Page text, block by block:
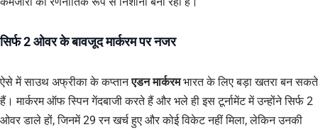
सिर्फ 2 ओवर के बावजूद मार्करम पर नजर
ऐसे में साउथ अफ्रीका के कप्तानएडन मार्करमभारत के लिए बड़ा खतरा बन सकते
हैं। मार्करम ऑफ स्पिन गेंदबाजी करते हैं और भले ही इस टूर्नामेंट में उन्होंने सिर्फ 2
ओवर डाले हों, जिनमें 29 रन खर्च हुए और कोई विकेट नहीं मिला, लेकिन उनकी